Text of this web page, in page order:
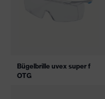
Bügelbrille uvex super f
OTG